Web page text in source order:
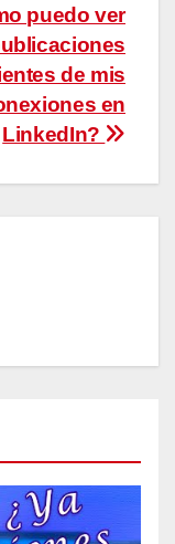
puedo ver
de mis
en
LinkedIn?